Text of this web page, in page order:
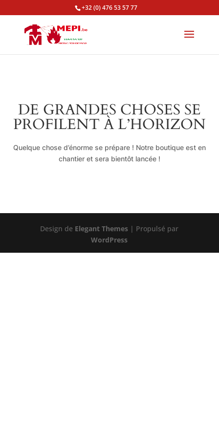
+32 (0) 476 53 57 77
DE GRANDES CHOSES SE
PROFILENT À L’HORIZON
Quelque chose d’énorme se prépare ! Notre boutique est en
chantier et sera bientôt lancée !
Design de Elegant Themes | Propulsé par
WordPress